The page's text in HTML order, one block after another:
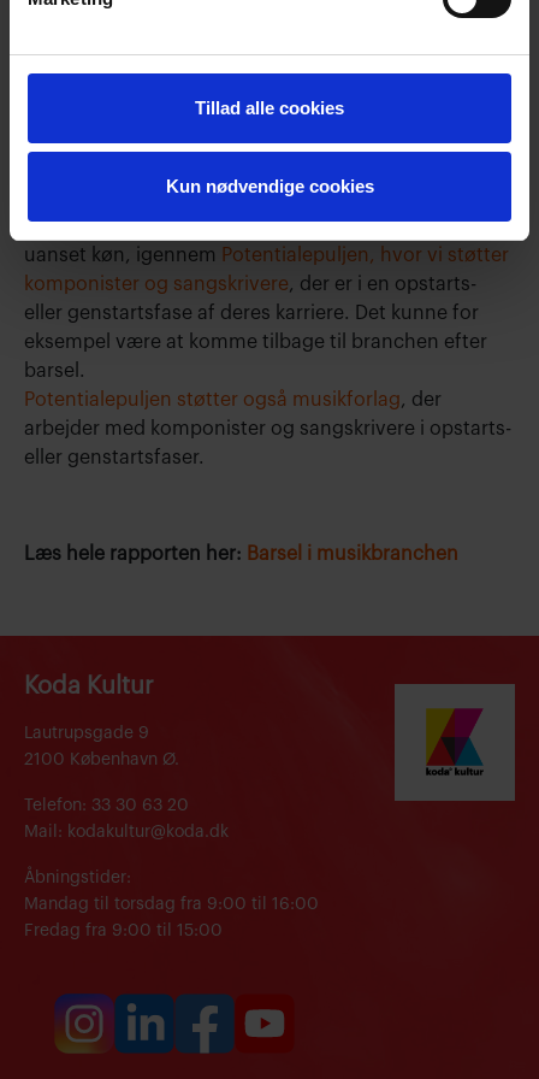
Tillad alle cookies
Kun nødvendige cookies
fortsætter. Hvis vi skal have et mangfoldigt udbud af
Ifølge rapporten har 57 procent af kvindelige
I Koda Kultur arbejder vi blandt andet for lige adgang
uanset køn, igennem Potentialepuljen, hvor vi støtter
komponister og sangskrivere, der er i en opstarts-
eller genstartsfase af deres karriere. Det kunne for
eksempel være at komme tilbage til branchen efter
barsel.
Potentialepuljen støtter også musikforlag, der
arbejder med komponister og sangskrivere i opstarts-
eller genstartsfaser.
Læs hele rapporten her: Barsel i musikbranchen
Koda Kultur
Lautrupsgade 9
2100 København Ø.
Telefon: 33 30 63 20
Mail: kodakultur@koda.dk
Åbningstider:
Mandag til torsdag fra 9:00 til 16:00
Fredag fra 9:00 til 15:00